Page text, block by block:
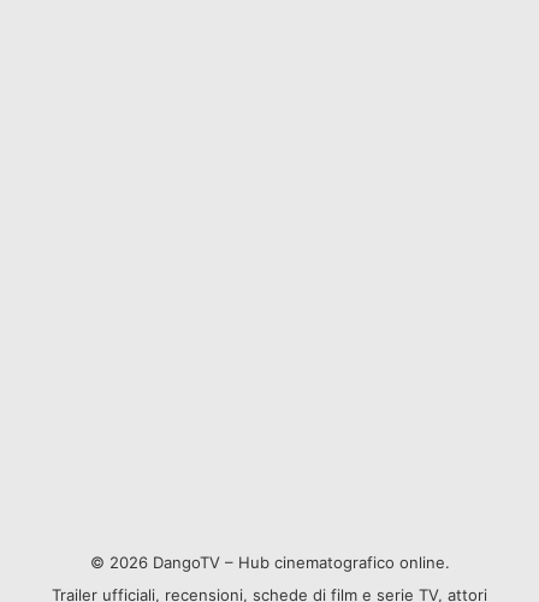
© 2026 DangoTV – Hub cinematografico online.
Trailer ufficiali, recensioni, schede di film e serie TV, attori